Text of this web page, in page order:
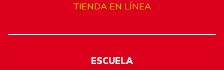
TIENDA EN LÍNEA
ESCUELA